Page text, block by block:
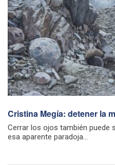
Cristina Megía: detener la
Cerrar los ojos también puede
esa aparente paradoja...